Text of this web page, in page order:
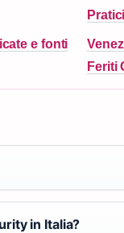
e fonti
Feriti
in Italia?